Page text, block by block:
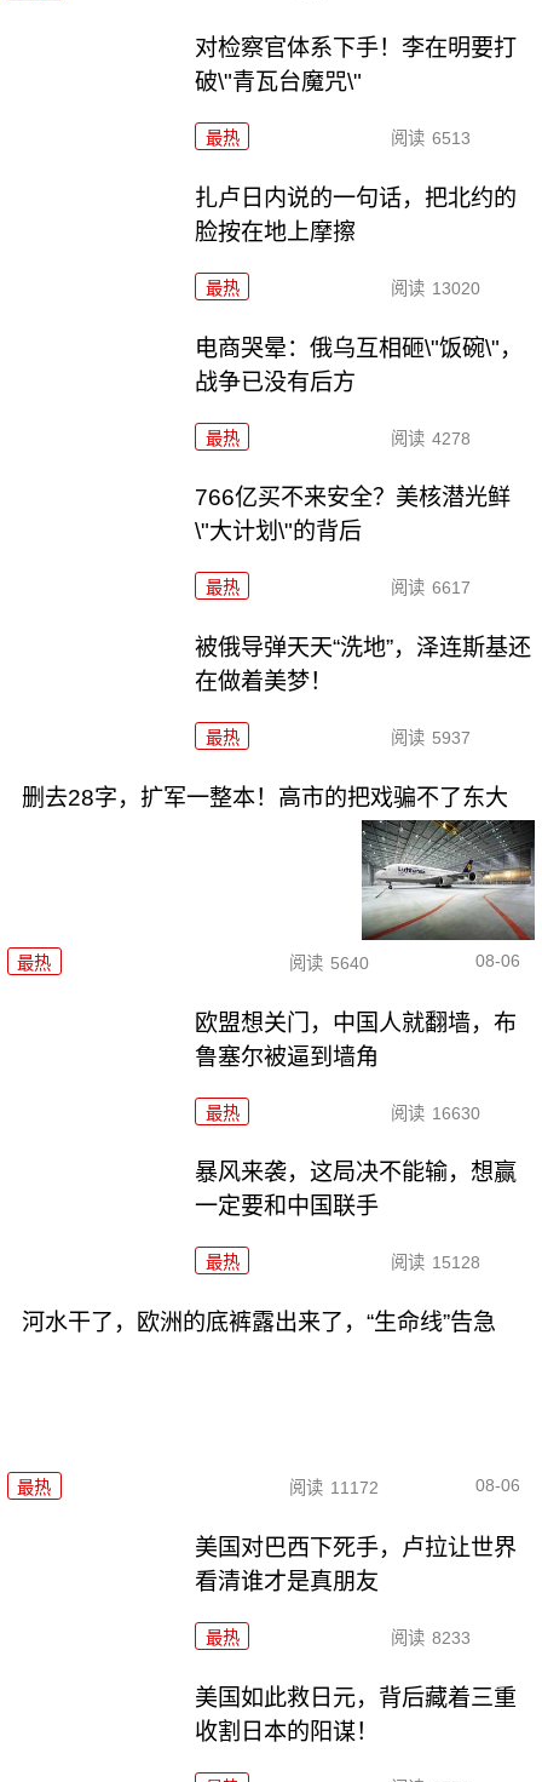
对检察官体系下手！李在明要打
破\"青瓦台魔咒\"
最热 阅读 6513
扎卢日内说的一句话，把北约的
脸按在地上摩擦
最热 阅读 13020
电商哭晕：俄乌互相砸\"饭碗\"，
战争已没有后方
最热 阅读 4278
766亿买不来安全？美核潜光鲜
\"大计划\"的背后
最热 阅读 6617
被俄导弹天天“洗地”，泽连斯基还
在做着美梦！
最热 阅读 5937
删去28字，扩军一整本！高市的把戏骗不了东大
最热 阅读 5640 08-06
欧盟想关门，中国人就翻墙，布
鲁塞尔被逼到墙角
最热 阅读 16630
暴风来袭，这局决不能输，想赢
一定要和中国联手
最热 阅读 15128
河水干了，欧洲的底裤露出来了，“生命线”告急
最热 阅读 11172 08-06
美国对巴西下死手，卢拉让世界
看清谁才是真朋友
最热 阅读 8233
美国如此救日元，背后藏着三重
收割日本的阳谋！